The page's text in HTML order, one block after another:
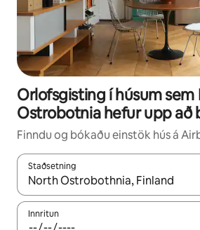
Orlofsgisting í húsum sem
Ostrobotnia hefur upp að
Finndu og bókaðu einstök hús á
Staðsetning
Þegar niðurstöður liggja fyrir skaltu
Innritun